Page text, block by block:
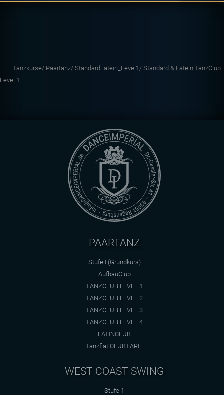
Tanzkurse/ Paartanz/ StandardLatein_Level1/ Standard & Latein TanzClub
Level 1
PAARTANZ
Stufe I (Grundkurs)
AufbauClub
TANZCLUB LEVEL 1
TANZCLUB LEVEL 2
TANZCLUB LEVEL 3
TANZCLUB LEVEL 4
LATINCLUB
Tanzflat CLUBTARIF
WEST COAST SWING
Stufe 1